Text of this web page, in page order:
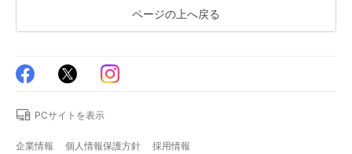
ページの上へ戻る
PCサイトを表示
企業情報 個人情報保護方針 採用情報